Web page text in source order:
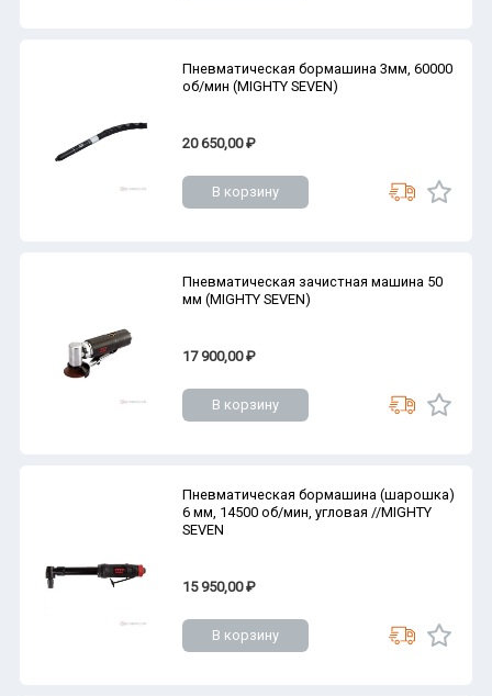
Пневматическая бормашина 3мм, 60000
об/мин (MIGHTY SEVEN)
20 650,00 ₽
В корзину
Пневматическая зачистная машина 50
мм (MIGHTY SEVEN)
17 900,00 ₽
В корзину
Пневматическая бормашина (шарошка)
6 мм, 14500 об/мин, угловая //MIGHTY
SEVEN
15 950,00 ₽
В корзину